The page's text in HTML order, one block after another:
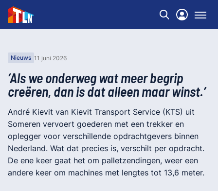
Nieuws 11 juni 2026
‘Als we onderweg wat meer begrip
creëren, dan is dat alleen maar winst.’
André Kievit van Kievit Transport Service (KTS) uit
Someren vervoert goederen met een trekker en
oplegger voor verschillende opdrachtgevers binnen
Nederland. Wat dat precies is, verschilt per opdracht.
De ene keer gaat het om palletzendingen, weer een
andere keer om machines met lengtes tot 13,6 meter.